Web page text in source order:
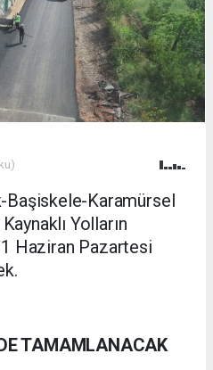
Başiskele-Karamürsel
Yolların
Haziran Pazartesi
TAMAMLANACAK